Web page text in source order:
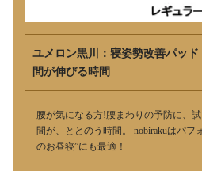
ユメロン黒川：寝姿勢改善パッ
間が伸びる時間
腰が気になる方!腰まわりの予防に、
間が、ととのう時間。 nobirakuはパフ
のお昼寝”にも最適！